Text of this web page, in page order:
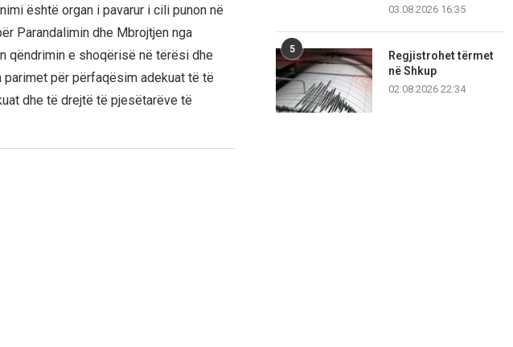
është organ i pavarur i cili punon në
Parandalimin dhe Mbrojtjen nga
qëndrimin e shoqërisë në tërësi dhe
për përfaqësim adekuat të të
dhe të drejtë të pjesëtarëve të
03.08.2026 16:35
5
Regjistrohet tërmet
në Shkup
02.08.2026 22:34